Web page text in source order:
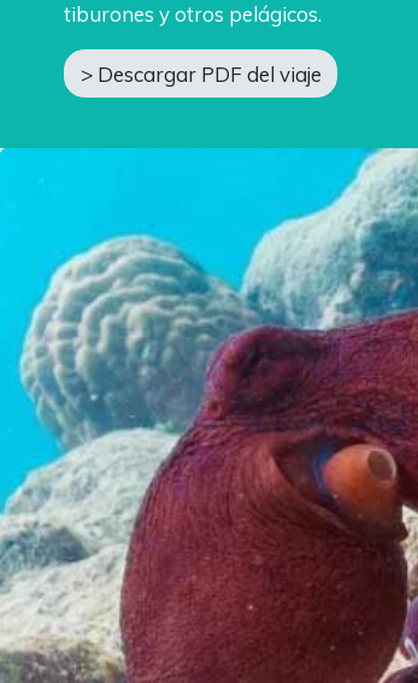
tiburones y otros pelágicos.
> Descargar PDF del viaje